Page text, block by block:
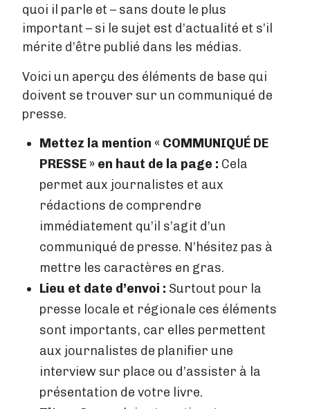
quoi il parle et – sans doute le plus
important – si le sujet est d’actualité et s’il
mérite d’être publié dans les médias.
Voici un aperçu des éléments de base qui
doivent se trouver sur un communiqué de
presse.
Mettez la mention « COMMUNIQUÉ DE
PRESSE » en haut de la page : Cela
permet aux journalistes et aux
rédactions de comprendre
immédiatement qu’il s’agit d’un
communiqué de presse. N’hésitez pas à
mettre les caractères en gras.
Lieu et date d’envoi : Surtout pour la
presse locale et régionale ces éléments
sont importants, car elles permettent
aux journalistes de planifier une
interview sur place ou d’assister à la
présentation de votre livre.